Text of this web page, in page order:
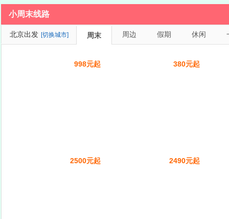
小周末线路
北京出发 [切换城市] 周末 周边 假期 休闲
998元起 380元起
2500元起 2490元起